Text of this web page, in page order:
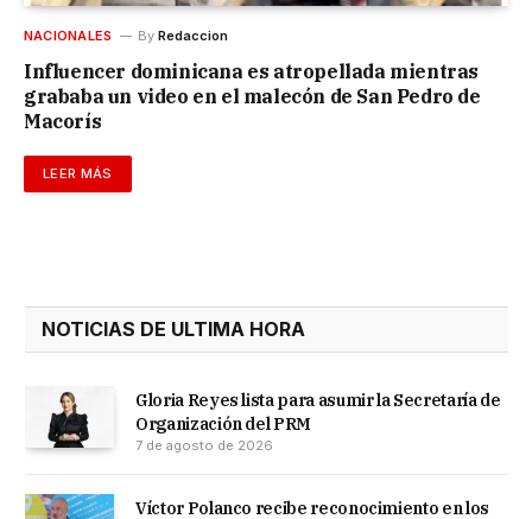
NACIONALES By Redaccion
Influencer dominicana es atropellada mientras
grababa un video en el malecón de San Pedro de
Macorís
LEER MÁS
NOTICIAS DE ULTIMA HORA
Gloria Reyes lista para asumir la Secretaría de
Organización del PRM
7 de agosto de 2026
Víctor Polanco recibe reconocimiento en los